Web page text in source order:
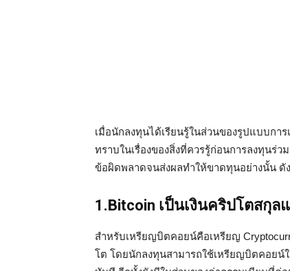
เมื่อนักลงทุนได้เรียนรู้ในส่วนของรูปแบบกา
ทราบในเรื่องของสิ่งที่ควรรู้ก่อนการลงทุนร่ว
ข้อผิดพลาดจนส่งผลทำให้ขาดทุนอย่างนั้น ดั
1.Bitcoin เป็นเงินคริปโตสกุล
สำหรับเหรียญบิตคอยน์คือเหรียญ
โต โดยนักลงทุนสามารถใช้เหรียญบิตคอยน์